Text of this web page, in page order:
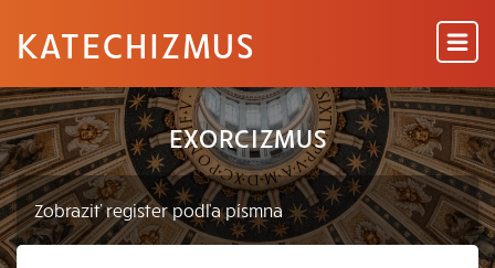
KATECHIZMUS
EXORCIZMUS